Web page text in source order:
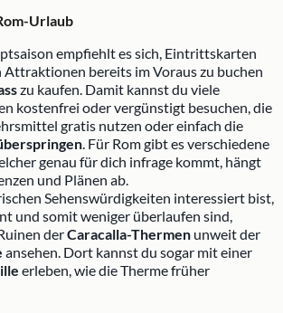
Urlaub
empfiehlt es sich, Eintrittskarten
bereits im Voraus zu buchen
zu kaufen. Damit kannst du viele
kostenfrei oder vergünstigt besuchen, die
gratis nutzen oder einfach die
. Für Rom gibt es verschiedene
genau für dich infrage kommt, hängt
und Plänen ab.
Sehenswürdigkeiten interessiert bist,
und somit weniger überlaufen sind,
derCaracalla-Thermen unweit der
ansehen. Dort kannst du sogar mit einer
erleben, wie die Therme früher